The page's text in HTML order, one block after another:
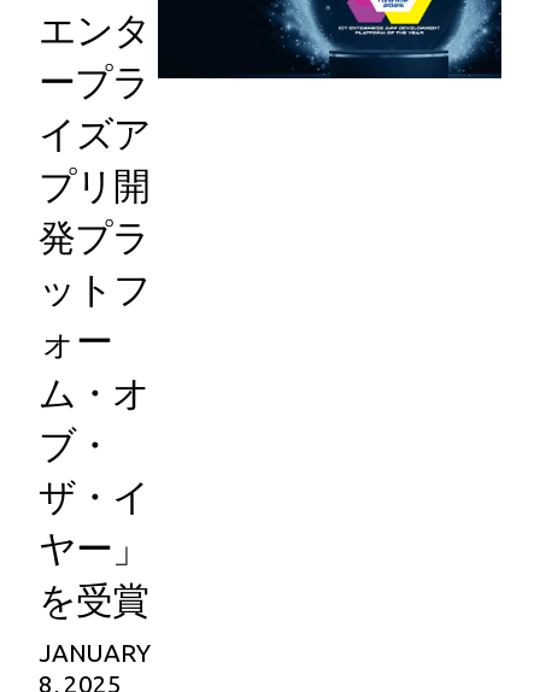
エンタ
ープラ
イズア
プリ開
発プラ
ットフ
ォー
ム・オ
ブ・
ザ・イ
ヤー」
を受賞
JANUARY
8, 2025